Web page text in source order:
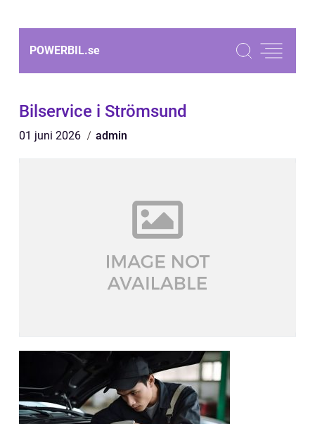
POWERBIL.se
Bilservice i Strömsund
01 juni 2026 admin